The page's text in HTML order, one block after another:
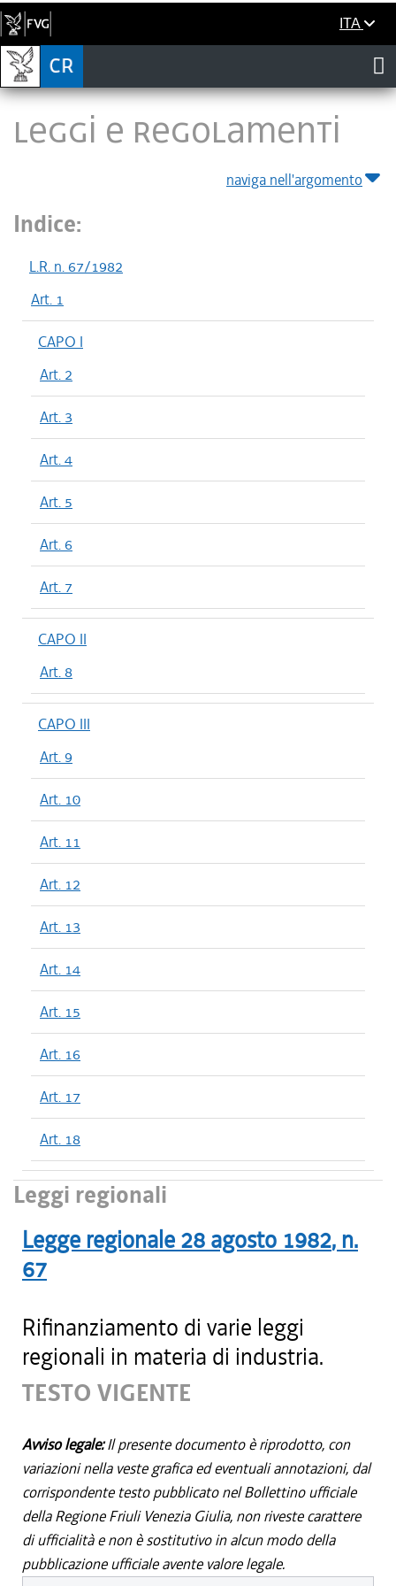
ITA
LEGGI E REGOLAMENTI
naviga nell'argomento
Indice:
L.R. n. 67/1982
Art. 1
CAPO I
Art. 2
Art. 3
Art. 4
Art. 5
Art. 6
Art. 7
CAPO II
Art. 8
CAPO III
Art. 9
Art. 10
Art. 11
Art. 12
Art. 13
Art. 14
Art. 15
Art. 16
Art. 17
Art. 18
Leggi regionali
Legge regionale 28 agosto 1982, n.
67
Rifinanziamento di varie leggi
regionali in materia di industria.
TESTO VIGENTE
Avviso legale:Il presente documento è riprodotto, con
variazioni nella veste grafica ed eventuali annotazioni, dal
corrispondente testo pubblicato nel Bollettino ufficiale
della Regione Friuli Venezia Giulia, non riveste carattere
di ufficialità e non è sostitutivo in alcun modo della
pubblicazione ufficiale avente valore legale.